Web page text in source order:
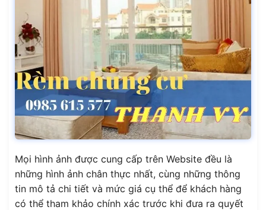
Mọi hình ảnh được cung cấp trên Website đều là
những hình ảnh chân thực nhất, cùng những thông
tin mô tả chi tiết và mức giá cụ thể để khách hàng
có thể tham khảo chính xác trước khi đưa ra quyết